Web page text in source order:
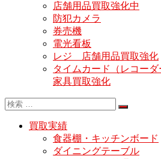
店舗用品買取強化中
防犯カメラ
券売機
電光看板
レジ 店舗用品買取強化
タイムカード（レコー
家具買取強化
買取実績
食器棚・キッチンボード
ダイニングテーブル